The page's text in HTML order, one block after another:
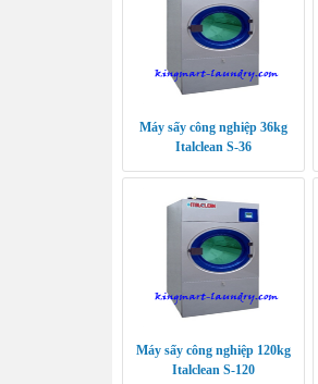
Máy sấy công nghiệp 36kg
Italclean S-36
Máy sấy công nghiệp 120kg
Italclean S-120